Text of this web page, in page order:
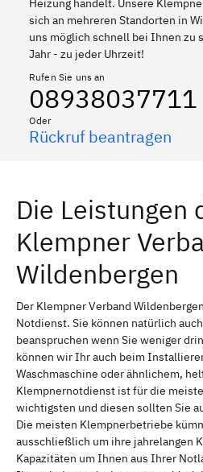
sich an mehreren Standorten in
uns möglich schnell bei Ihnen zu
Jahr - zu jeder Uhrzeit!
Rufen Sie uns an
08938037711
Oder
Rückruf beantragen
Die Leistungen
Klempner
Wildenbergen
Der Klempner Verband
Notdienst. Sie können natürlich
beanspruchen wenn Sie weniger
können wir Ihr auch beim
Waschmaschine oder ähnlichem,
Klempnernotdienst ist für die
wichtigsten und diesen sollten Sie
Die meisten Klempnerbetriebe
ausschließlich um ihre jahrelangen
Kapazitäten um Ihnen aus Ihrer